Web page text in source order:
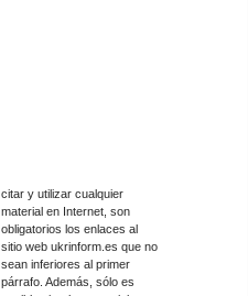
citar y utilizar cualquier
material en Internet, son
obligatorios los enlaces al
sitio web ukrinform.es que no
sean inferiores al primer
párrafo. Además, sólo es